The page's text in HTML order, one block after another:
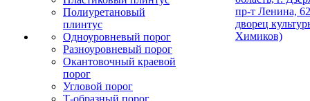
Полиуретановый
плинтус
Одноуровневый порог
Разноуровневый порог
Окантовочный краевой
порог
Угловой порог
Т-образный порог
пр-т Ленина,
дворец
Химиков)